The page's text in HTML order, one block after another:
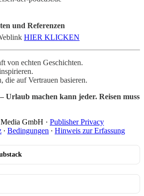
und Referenzen
HIER KLICKEN
von echten Geschichten.
die auf Vertrauen basieren.
Urlaub machen kann jeder. Reisen muss
GmbH · Publisher Privacy
∙ Bedingungen ∙ Hinweis zur Erfassung